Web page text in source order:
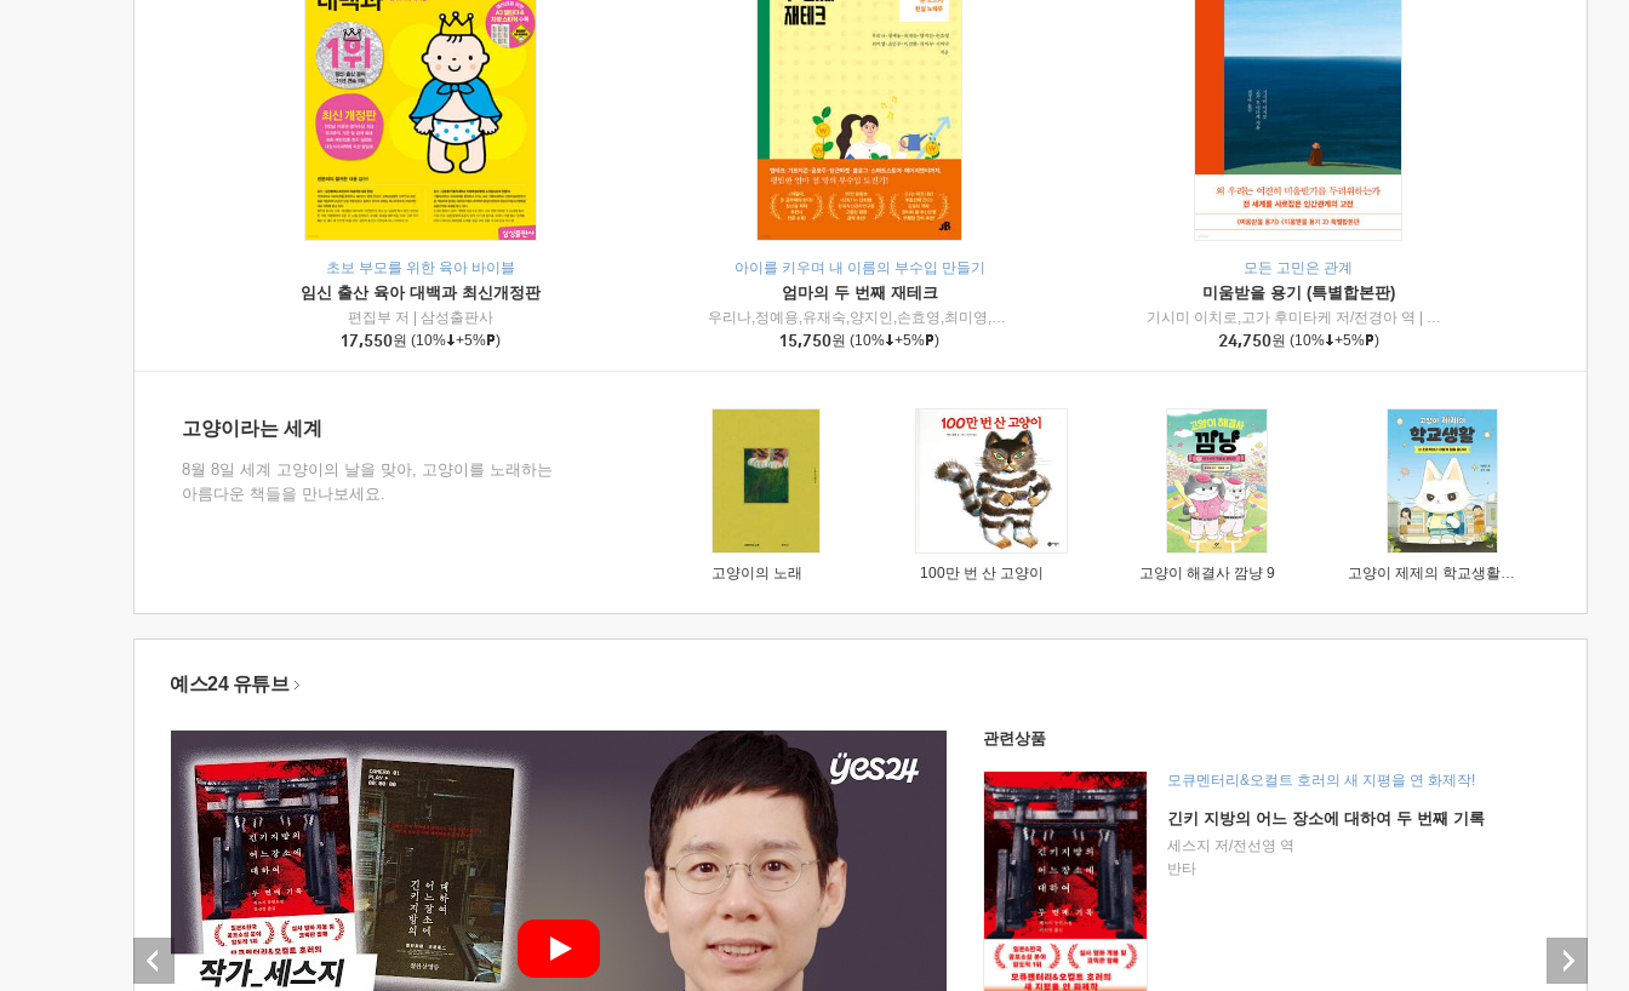
초보 부모를 위한 육아 바이블
임신 출산 육아 대백과 최신개정판
편집부 저
삼성출판사
17,550원 (10% +5% )
아이를 키우며 내 이름의 부수입 만들기
엄마의 두 번째 재테크
우리나,정예용,유재숙,양지인,손효영,최미영,조민주,이진현,차미숙,서미숙 저 | 제이브리즈북스
15,750원 (10% +5% )
모든 고민은 관계
미움받을 용기 (특별합본판)
기시미 이치로,고가 후미타케 저/전경아 역
인플루엔셜
24,750원 (10% +5% )
고양이라는 세계
8월 8일 세계 고양이의 날을 맞아, 고양이를 노래하는
아름다운 책들을 만나보세요.
고양이의 노래 100만 번 산 고양이 고양이 해결사 깜냥 9 고양이 제제의 학교생활 1 : 초등학생이 이렇게 힘들 줄이야
예스24 유튜브
관련상품
모큐멘터리&오컬트 호러의 새 지평을 연 화제작!
긴키 지방의 어느 장소에 대하여 두 번째 기록
세스지 저/전선영 역
반타